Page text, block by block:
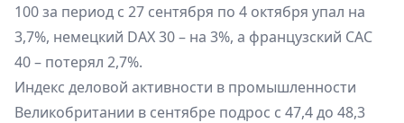
100 за период с 27 сентября по 4 октября упал на
3,7%, немецкий DAX 30 – на 3%, а французский CAC
40 – потерял 2,7%.
Индекс деловой активности в промышленности
Великобритании в сентябре подрос с 47,4 до 48,3